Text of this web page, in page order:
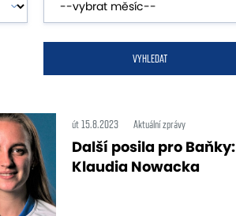
VYHLEDAT
út 15.8.2023 Aktuální zprávy
Další posila pro Baňky:
Klaudia Nowacka